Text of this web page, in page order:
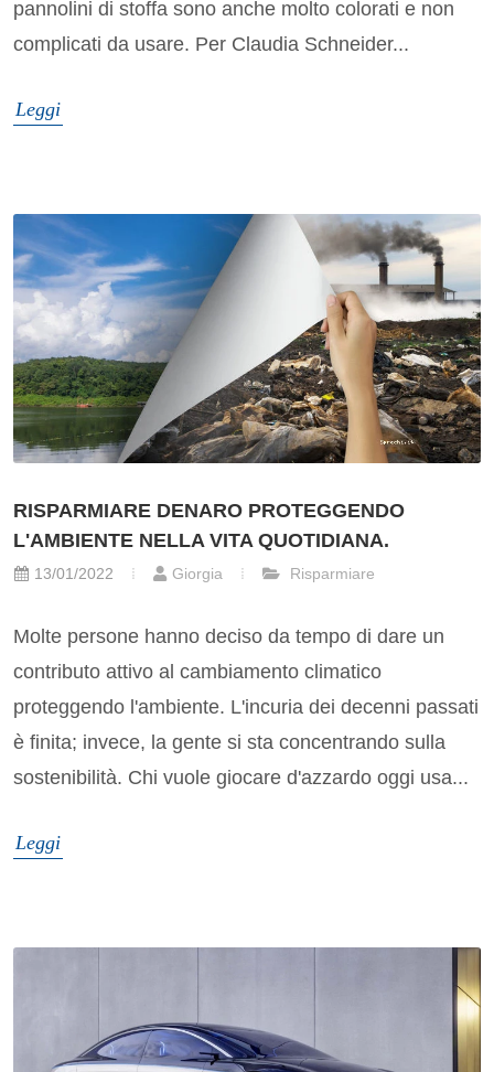
pannolini di stoffa sono anche molto colorati e non
complicati da usare. Per Claudia Schneider...
Leggi
RISPARMIARE DENARO PROTEGGENDO
L'AMBIENTE NELLA VITA QUOTIDIANA.
13/01/2022 Giorgia Risparmiare
Molte persone hanno deciso da tempo di dare un
contributo attivo al cambiamento climatico
proteggendo l'ambiente. L'incuria dei decenni passati
è finita; invece, la gente si sta concentrando sulla
sostenibilità. Chi vuole giocare d'azzardo oggi usa...
Leggi